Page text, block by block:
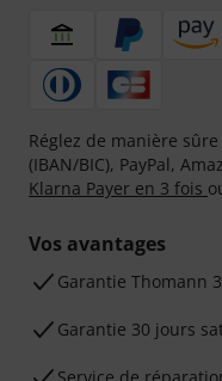
Réglez de manière
(IBAN/BIC), PayPal,
Klarna Payer en 3 fois
Vos avantages
Ga­ran­tie Thomann
Garantie 30 jours